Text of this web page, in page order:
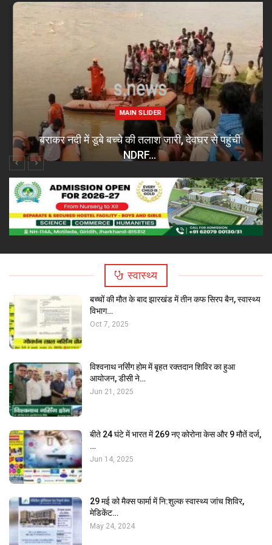
MAIN SLIDER
बराकर नदी में डूबे बच्चे की तलाश जारी, देवघर से पहुंची
NDRF…
गिरिडीह जिला प्रशासन ने सांसद साक्षी महाराज को रोका,…
LATEST NEWS
सामाजिक दूरी का पालन करते हुए कार्मेल स्कूल में किया गया…
स्वास्थ्य
बच्चों की मौत के बाद झारखंड में तीन कफ सिरप बैन, स्वास्थ्य
विभाग…
Oct 7, 2025
विश्वनाथ नर्सिंग होम में बृहत रक्तदान शिविर का हुआ
आयोजन, डीसी ने…
Jun 21, 2025
बीते 24 घंटे में भारत में 269 नए कोरोना केस और 9 मौतें दर्ज,
…
Jun 14, 2025
29 मई को मैक्स फार्मा में नि:शुल्क स्वास्थ्य जांच शिविर,
मेडिकेंट…
May 24, 2024